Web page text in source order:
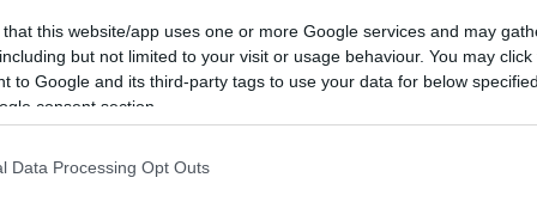
that this website/app uses one or more Google services and may
but not limited to your visit or usage behaviour. You may
to Google and its third-party tags to use your data for below
consent section.
Data Processing Opt Outs